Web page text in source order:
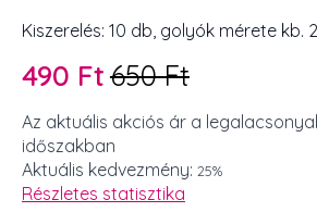
Kiszerelés: 10 db, golyók mérete kb.
650Ft
Original
price
was:
650 Ft.
490 Ft
Current
price
is:
490 Ft.
Az aktuális akciós ár a
időszakban
Aktuális kedvezmény: 25%
Részletes statisztika